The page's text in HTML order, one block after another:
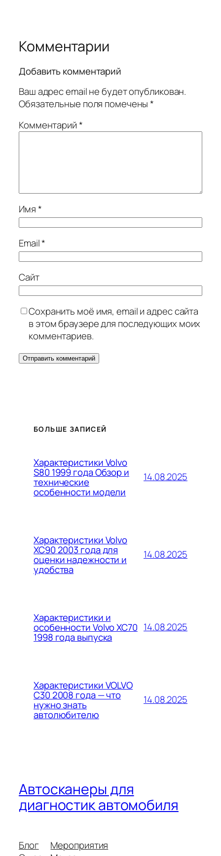
Комментарии
Добавить комментарий
Ваш адрес email не будет опубликован.
Обязательные поля помечены*
Комментарий*
Имя*
Email*
Сайт
Сохранить моё имя, email и адрес сайта
в этом браузере для последующих моих
комментариев.
БОЛЬШЕ ЗАПИСЕЙ
Характеристики Volvo
S80 1999 года Обзор и
технические
особенности модели
14.08.2025
Характеристики Volvo
XC90 2003 года для
оценки надежности и
удобства
14.08.2025
Характеристики и
особенности Volvo XC70
1998 года выпуска
14.08.2025
Характеристики VOLVO
C30 2008 года — что
нужно знать
автолюбителю
14.08.2025
Автосканеры для
диагностик автомобиля
Блог
Мероприятия